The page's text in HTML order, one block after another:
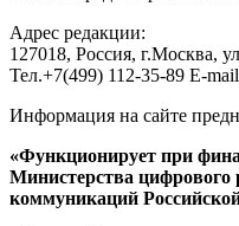
Адрес редакции:
127018, Россия, г.Москва,
Тел.+7(499) 112-35-89 E-
Информация на сайте
«Функционирует при
Министерства цифрового
коммуникаций